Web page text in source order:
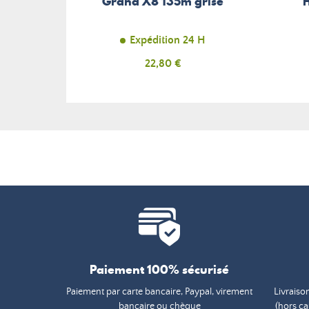
Expédition 24 H
Prix
22,80 €
Paiement 100% sécurisé
Paiement par carte bancaire, Paypal, virement
bancaire ou chèque
(hors